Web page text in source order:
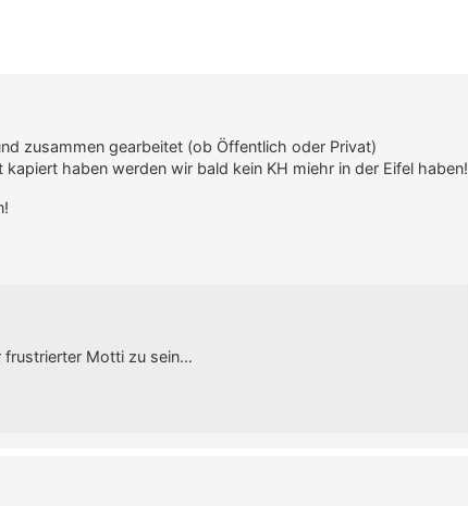
zusammen gearbeitet (ob Öffentlich oder Privat)
haben werden wir bald kein KH miehr in der Eifel haben!
frustrierter Motti zu sein…